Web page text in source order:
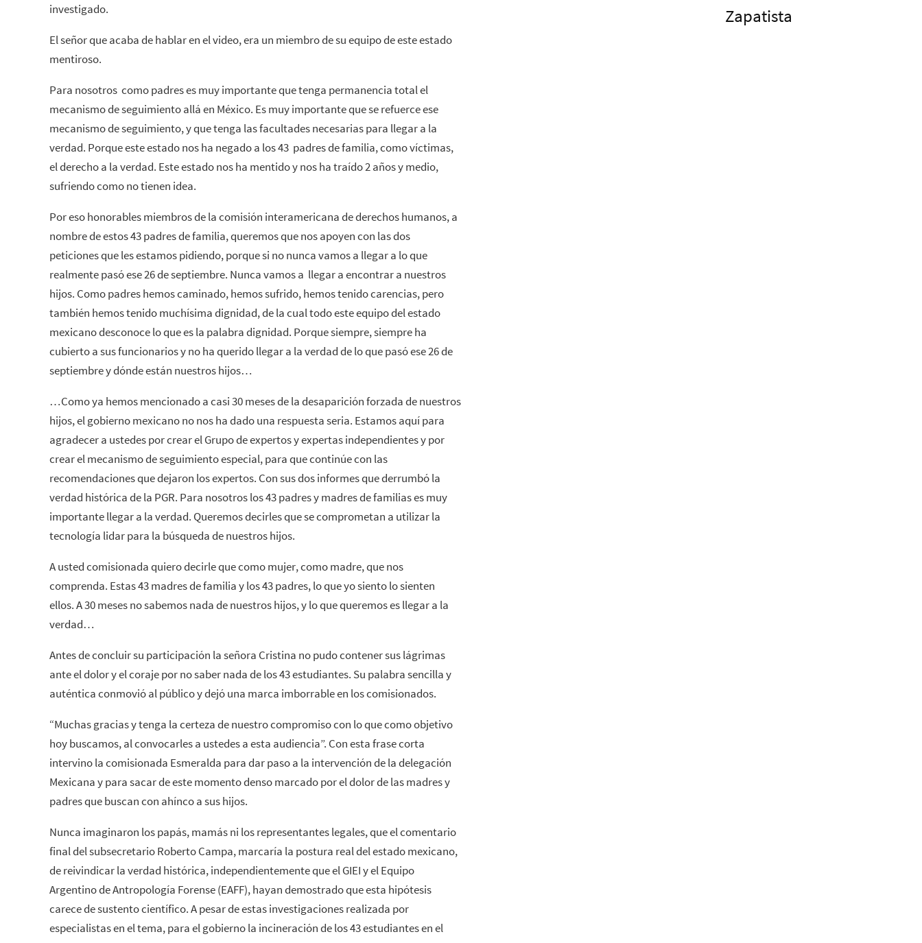
investigado.
El señor que acaba de hablar en el video, era un miembro de su equipo de este estado
mentiroso.
Para nosotros como padres es muy importante que tenga permanencia total el
mecanismo de seguimiento allá en México. Es muy importante que se refuerce ese
mecanismo de seguimiento, y que tenga las facultades necesarias para llegar a la
verdad. Porque este estado nos ha negado a los 43 padres de familia, como víctimas,
el derecho a la verdad. Este estado nos ha mentido y nos ha traído 2 años y medio,
sufriendo como no tienen idea.
Por eso honorables miembros de la comisión interamericana de derechos humanos, a
nombre de estos 43 padres de familia, queremos que nos apoyen con las dos
peticiones que les estamos pidiendo, porque si no nunca vamos a llegar a lo que
realmente pasó ese 26 de septiembre. Nunca vamos a llegar a encontrar a nuestros
hijos. Como padres hemos caminado, hemos sufrido, hemos tenido carencias, pero
también hemos tenido muchísima dignidad, de la cual todo este equipo del estado
mexicano desconoce lo que es la palabra dignidad. Porque siempre, siempre ha
cubierto a sus funcionarios y no ha querido llegar a la verdad de lo que pasó ese 26 de
septiembre y dónde están nuestros hijos…
…Como ya hemos mencionado a casi 30 meses de la desaparición forzada de nuestros
hijos, el gobierno mexicano no nos ha dado una respuesta seria. Estamos aquí para
agradecer a ustedes por crear el Grupo de expertos y expertas independientes y por
crear el mecanismo de seguimiento especial, para que continúe con las
recomendaciones que dejaron los expertos. Con sus dos informes que derrumbó la
verdad histórica de la PGR. Para nosotros los 43 padres y madres de familias es muy
importante llegar a la verdad. Queremos decirles que se comprometan a utilizar la
tecnología lidar para la búsqueda de nuestros hijos.
A usted comisionada quiero decirle que como mujer, como madre, que nos
comprenda. Estas 43 madres de familia y los 43 padres, lo que yo siento lo sienten
ellos. A 30 meses no sabemos nada de nuestros hijos, y lo que queremos es llegar a la
verdad…
Antes de concluir su participación la señora Cristina no pudo contener sus lágrimas
ante el dolor y el coraje por no saber nada de los 43 estudiantes. Su palabra sencilla y
auténtica conmovió al público y dejó una marca imborrable en los comisionados.
“Muchas gracias y tenga la certeza de nuestro compromiso con lo que como objetivo
hoy buscamos, al convocarles a ustedes a esta audiencia”. Con esta frase corta
intervino la comisionada Esmeralda para dar paso a la intervención de la delegación
Mexicana y para sacar de este momento denso marcado por el dolor de las madres y
padres que buscan con ahínco a sus hijos.
Nunca imaginaron los papás, mamás ni los representantes legales, que el comentario
final del subsecretario Roberto Campa, marcaría la postura real del estado mexicano,
de reivindicar la verdad histórica, independientemente que el GIEI y el Equipo
Argentino de Antropología Forense (EAFF), hayan demostrado que esta hipótesis
carece de sustento científico. A pesar de estas investigaciones realizada por
especialistas en el tema, para el gobierno la incineración de los 43 estudiantes en el
Zapatista